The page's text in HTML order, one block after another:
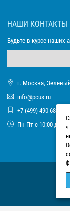
НАШИ КОНТАКТЫ
Будьте в курсе наших
г. Москва,
info@pcus.ru
+7 (499) 490-68-93
Пн-Пт с 10:00 до